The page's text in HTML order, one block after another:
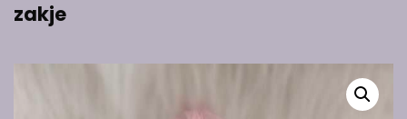
zakje